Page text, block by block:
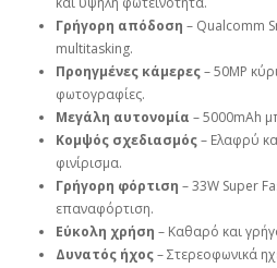
Γρήγορη απόδοση – Qualcomm
multitasking.
Προηγμένες κάμερες– 50MP
φωτογραφίες.
Μεγάλη αυτονομία – 5000mAh
Κομψός σχεδιασμός– Ελαφρύ
φινίρισμα.
Γρήγορη φόρτιση – 33W Super
επαναφόρτιση.
Εύκολη χρήση – Καθαρό και
Δυνατός ήχος– Στερεοφωνικά